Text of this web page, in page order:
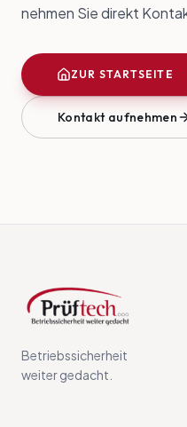
nehmen Sie direkt
ZUR STARTSEITE
Kontakt aufnehmen
Betriebssicherheit
weiter gedacht.